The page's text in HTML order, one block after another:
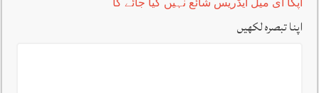
آپکا ای میل ایڈریس شائع نہیں کیا جائے گا
اپنا تبصرہ لکھیں